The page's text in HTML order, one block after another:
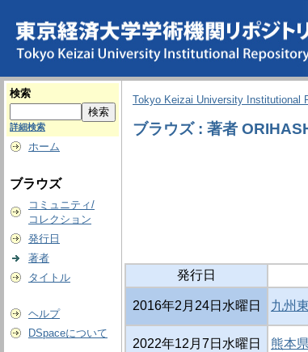
検索
詳細検索
ホーム
ブラウズ
コミュニティ/
コレクション
発行日
著者
タイトル
ヘルプ
DSpaceについて
Tokyo Keizai University Institutional
ブラウズ : 著者
発行日
2016年2月24日水曜日 九州
2022年12月7日水曜日 熊本